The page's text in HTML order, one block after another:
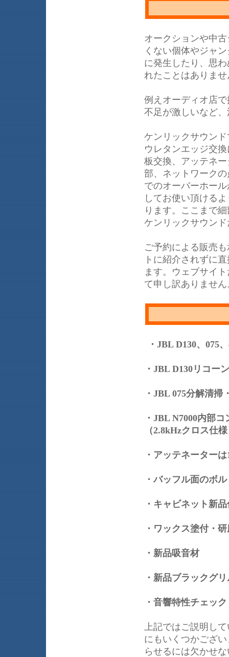
オークションや中
くない個体やジャ
に発生したり、思
れたことはありませ
例えオーディオ店
不足が激しいなど
ケンリックサウン
ウレタンエッジ交
板交換、アッテネ
部、ネットワーク
でのオーバーホー
してお使い頂ける
ります。ここまで
ケンリックサウン
ご予約による販売
トに紹介されずに
ます。ウェブサイ
て申し訳ありません
・JBL D130、075
・JBL D130リコー
・JBL 075分解清
・JBL N7000内部
（2.8kHzクロス仕
・アッテネーター
・バッフル面のボ
・キャビネット新
・ワックス塗付・
・新品吸音材
・新品ブラックグ
・音響特性チェッ
上記ではご説明し
にもいくつかござ
らせるには欠かせ